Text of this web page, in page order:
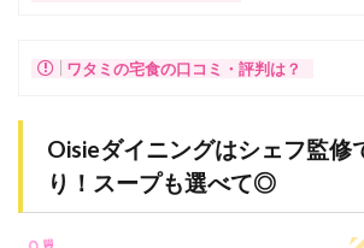
ワタミの宅食の口コミ・評判は？
Oisieダイニングはシェフ監修
り！スープも選べて◎